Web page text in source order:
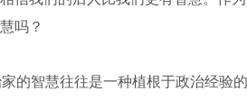
吗？
的智慧往往是一种植根于政治经